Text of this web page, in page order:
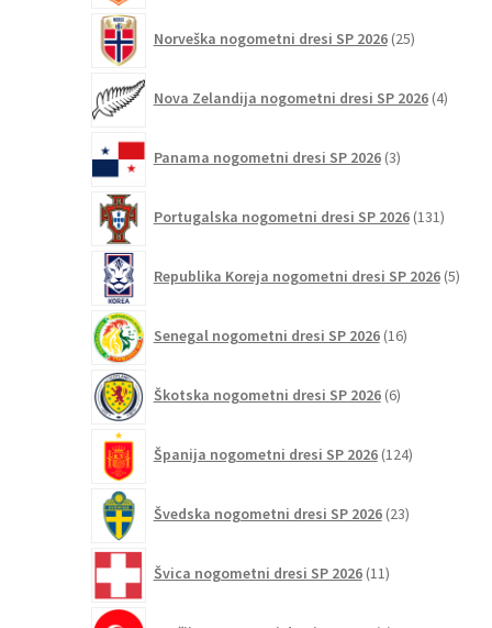
Norveška nogometni dresi SP 2026 25izdelkov
Nova Zelandija nogometni dresi SP 2026 4izdelki
Panama nogometni dresi SP 2026 3izdelki
Portugalska nogometni dresi SP 2026 131
Republika Koreja nogometni dresi SP 2026 5
Senegal nogometni dresi SP 2026 16izdelkov
Škotska nogometni dresi SP 2026 6izdelkov
Španija nogometni dresi SP 2026 124izdelkov
Švedska nogometni dresi SP 2026 23izdelkov
Švica nogometni dresi SP 2026 11izdelkov